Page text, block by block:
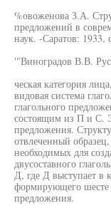
%овоженова З.А.
предложений в
наук. -Саратов: 1933,
'"Виноградов В.В.
ческая категория
видовая система
глагольного
состоящим из П и С.
предложения.
отвлеченный
необходимых для
двусоставного
Д, где Д выступает в
формирующего
предложения.